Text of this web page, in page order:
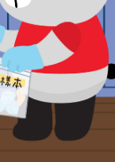
不
只給